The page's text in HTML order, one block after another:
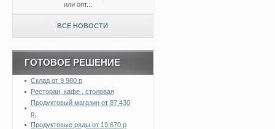
или опт...
ВСЕ НОВОСТИ
ГОТОВОЕ РЕШЕНИЕ
Склад от 9 980 р
Ресторан, кафе , столовая
Продуктовый магазин от 87 430
р.
Продуктовые ряды от 19 670 р